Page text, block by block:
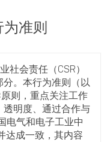
准则
社会责任（CSR）
。本行为准则（以
则，重点关注工作
明度、通过合作与
电气和电子工业中
达成一致，其内容